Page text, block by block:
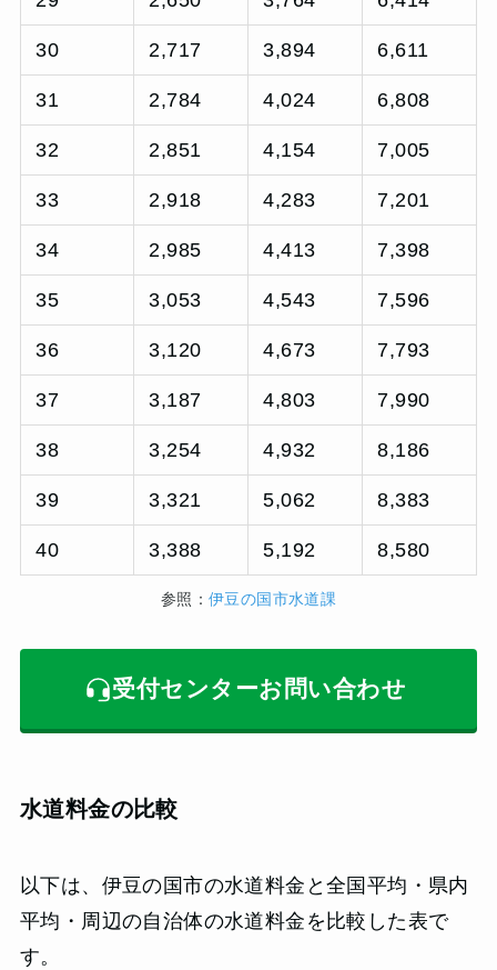
30 2,717 3,894 6,611
31 2,784 4,024 6,808
32 2,851 4,154 7,005
33 2,918 4,283 7,201
34 2,985 4,413 7,398
35 3,053 4,543 7,596
36 3,120 4,673 7,793
37 3,187 4,803 7,990
38 3,254 4,932 8,186
39 3,321 5,062 8,383
40 3,388 5,192 8,580
参照： 伊豆の国市水道課
受付センターお問い合わせ
水道料金の比較
以下は、伊豆の国市の水道料金と全国平均・県内
平均・周辺の自治体の水道料金を比較した表で
す。